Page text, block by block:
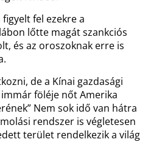
fel ezekre a
lőtte magát szankciós
és az oroszoknak erre is
de a Kínai gazdasági
föléje nőt Amerika
Nem sok idő van hátra
rendszer is végletesen
terület rendelkezik a világ